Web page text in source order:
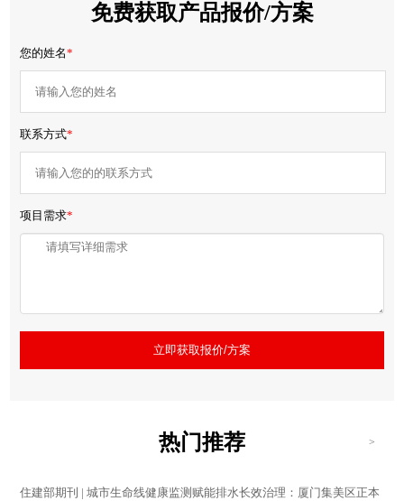
免费获取产品报价/方案
您的姓名*
联系方式*
项目需求*
立即获取报价/方案
热门推荐 >
住建部期刊 | 城市生命线健康监测赋能排水长效治理：厦门集美区正本